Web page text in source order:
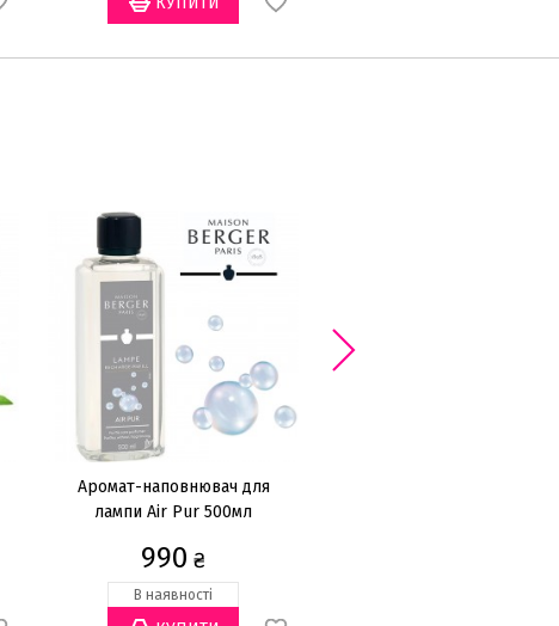
Аромат-наповнювач для
лампи Air Pur 500мл
990 ₴
В наявності